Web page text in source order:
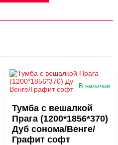
В наличии
Тумба с вешалкой
Прага (1200*1856*370)
Дуб сонома/Венге/
Графит софт